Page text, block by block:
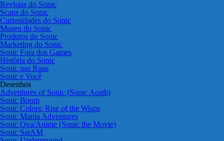
Revistas do Sonic
Scans do Sonic
Curiosidades do Sonic
Museu do Sonic
Produtos do Sonic
Marketing do Sonic
Sonic Fora dos Games
História do Sonic
Sonic nas Ruas
Sonic e Você
Desenhos
Adventures of Sonic (Sonic Aosth)
Sonic Boom
Sonic Colors: Rise of the Wisps
Sonic Mania Adventures
Sonic Ova/Anime (Sonic the Movie)
Sonic SatAM